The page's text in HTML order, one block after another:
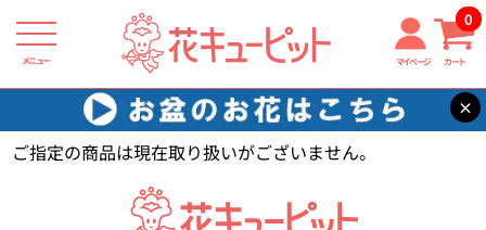
メニュー マイページ カート
0
×
花キューピット 【】
ご指定の商品は現在取り扱いがございません。